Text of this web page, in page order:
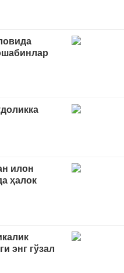
илон
ҳалок
энг гўзал